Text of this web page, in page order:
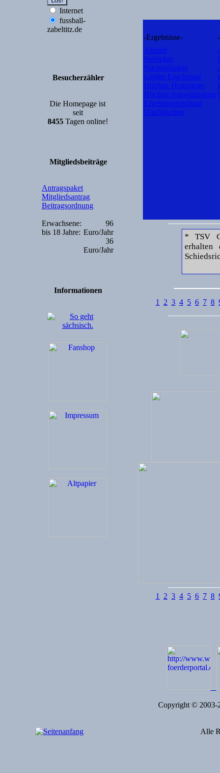
Internet
fussball-
zabeltitz.de
Besucherzähler
Die Homepage ist
seit
8455Tagen online!
Mitgliedsbeiträge
Antragspaket
Mitgliedsantrag
Beitragsordnung
Erwachsene:
bis 18 Jahre:
96
Euro/Jahr
36
Euro/Jahr
Informationen
-Ergebnisse-
Aktuell
Spielplan
Nachholspiele
Größte Ergebnisse
Höchste Heimsiege
Höchste Auswärtssiege
Ergebnisverteilung
Häufigkeiten
* TSV
erhalten
1 2 3 4 5 6 7 8
1 2 3 4 5 6 7 8
Copyright ©
Alle